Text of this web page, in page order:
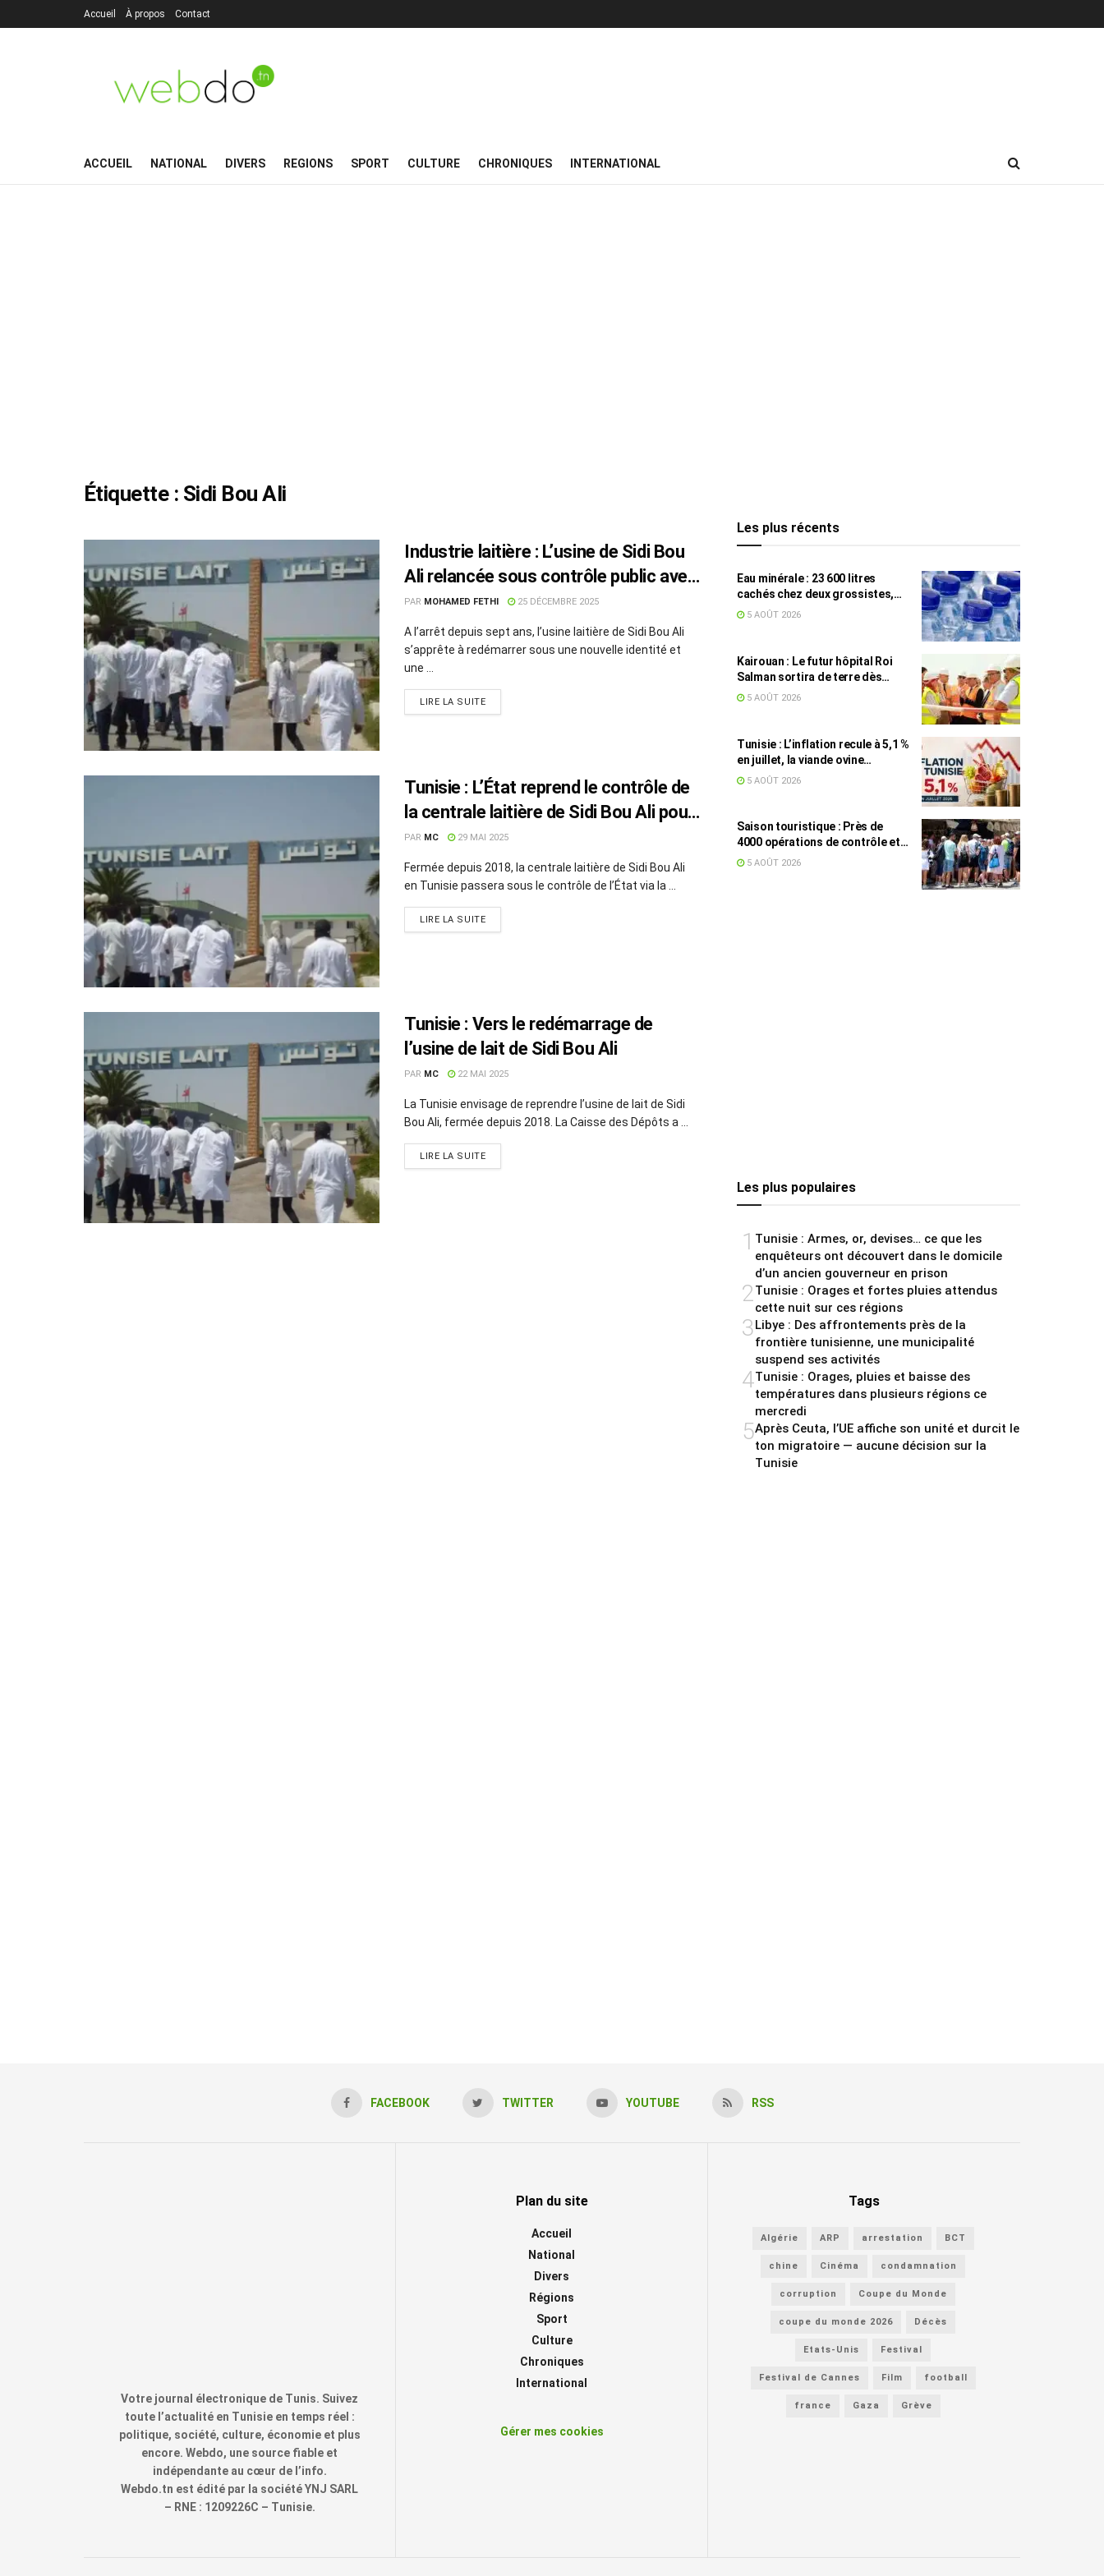
Accueil À propos Contact
ACCUEIL NATIONAL DIVERS REGIONS SPORT CULTURE CHRONIQUES INTERNATIONAL
Étiquette : Sidi Bou Ali
Industrie laitière : L’usine de Sidi Bou
Ali relancée sous contrôle public avec
« Tunisie Lait »
PAR MOHAMED FETHI 25 DÉCEMBRE 2025
A l’arrêt depuis sept ans, l’usine laitière de Sidi Bou Ali
s’apprête à redémarrer sous une nouvelle identité et
une ...
LIRE LA SUITE
Tunisie : L’État reprend le contrôle de
la centrale laitière de Sidi Bou Ali pour
relancer la production
PAR MC 29 MAI 2025
Fermée depuis 2018, la centrale laitière de Sidi Bou Ali
en Tunisie passera sous le contrôle de l’État via la ...
LIRE LA SUITE
Tunisie : Vers le redémarrage de
l’usine de lait de Sidi Bou Ali
PAR MC 22 MAI 2025
La Tunisie envisage de reprendre l’usine de lait de Sidi
Bou Ali, fermée depuis 2018. La Caisse des Dépôts a ...
LIRE LA SUITE
Les plus récents
Eau minérale : 23 600 litres
cachés chez deux grossistes,
les tensions persistent
5 AOÛT 2026
Kairouan : Le futur hôpital Roi
Salman sortira de terre dès
septembre
5 AOÛT 2026
Tunisie : L’inflation recule à 5,1 %
en juillet, la viande ovine
toujours en tête des hausses
5 AOÛT 2026
Saison touristique : Près de
4000 opérations de contrôle et
6,75 millions de dinars pour
5 AOÛT 2026
Les plus populaires
1 Tunisie : Armes, or, devises… ce que les
enquêteurs ont découvert dans le domicile
d’un ancien gouverneur en prison
2Tunisie : Orages et fortes pluies attendus
cette nuit sur ces régions
3Libye : Des affrontements près de la
frontière tunisienne, une municipalité
suspend ses activités
4Tunisie : Orages, pluies et baisse des
températures dans plusieurs régions ce
mercredi
5Après Ceuta, l’UE affiche son unité et durcit le
ton migratoire — aucune décision sur la
Tunisie
FACEBOOK TWITTER YOUTUBE RSS
Votre journal électronique de Tunis. Suivez
toute l’actualité en Tunisie en temps réel :
politique, société, culture, économie et plus
encore. Webdo, une source fiable et
indépendante au cœur de l’info.
Webdo.tn est édité par la société YNJ SARL
– RNE : 1209226C – Tunisie.
Plan du site
Accueil
National
Divers
Régions
Sport
Culture
Chroniques
International
Gérer mes cookies
Tags
Algérie ARP arrestation BCT
chine Cinéma condamnation
corruption Coupe du Monde
coupe du monde 2026 Décès
Etats-Unis Festival
Festival de Cannes Film football
france Gaza Grève